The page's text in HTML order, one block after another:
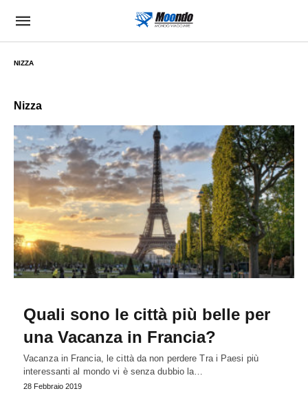
NIZZA
Nizza
Quali sono le città più belle per
una Vacanza in Francia?
Vacanza in Francia, le città da non perdere Tra i Paesi più
interessanti al mondo vi è senza dubbio la…
28 Febbraio 2019